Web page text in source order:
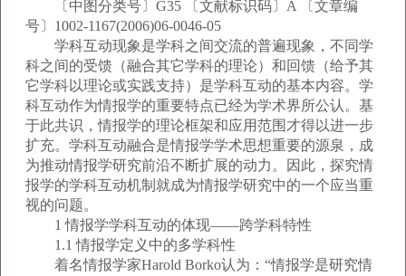
〔中图分类号〕G35 〔文献标识码〕A 〔文章编
号〕1002-1167(2006)06-0046-05
学科互动现象是学科之间交流的普遍现象，不同学
科之间的受馈（融合其它学科的理论）和回馈（给予其
它学科以理论或实践支持）是学科互动的基本内容。学
科互动作为情报学的重要特点已经为学术界所公认。基
于此共识，情报学的理论框架和应用范围才得以进一步
扩充。学科互动融合是情报学学术思想重要的源泉，成
为推动情报学研究前沿不断扩展的动力。因此，探究情
报学的学科互动机制就成为情报学研究中的一个应当重
视的问题。
1 情报学学科互动的体现——跨学科特性
1.1 情报学定义中的多学科性
着名情报学家Harold Borko认为：“情报学是研究情